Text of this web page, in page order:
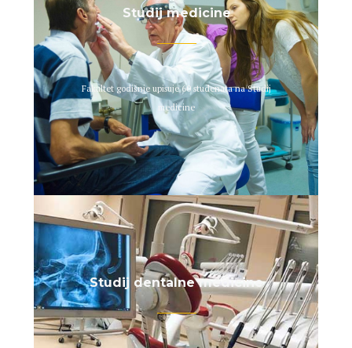
Studij medicine
Fakultet godišnje upisuje 60 studenata na Studij
medicine
Studij dentalne medicine